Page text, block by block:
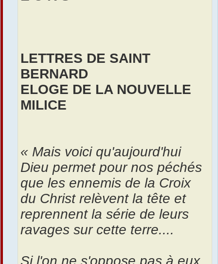
LETTRES DE SAINT
BERNARD
ELOGE DE LA NOUVELLE
MILICE
« Mais voici qu'aujourd'hui
Dieu permet pour nos péchés
que les ennemis de la Croix
du Christ relèvent la tête et
reprennent la série de leurs
ravages sur cette terre....
Si l'on ne s'oppose pas à eux